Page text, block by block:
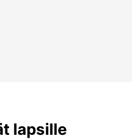
lapsille